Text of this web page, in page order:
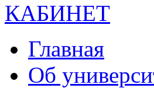
КАБИНЕТ
Главная
Об